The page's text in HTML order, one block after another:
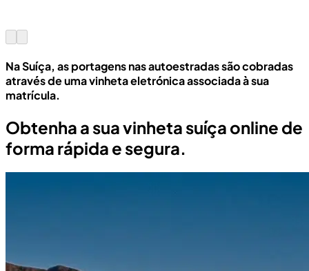
Na Suíça, as portagens nas autoestradas são cobradas
através de uma vinheta eletrónica associada à sua
matrícula.
Obtenha a sua vinheta suíça online de
forma rápida e segura.